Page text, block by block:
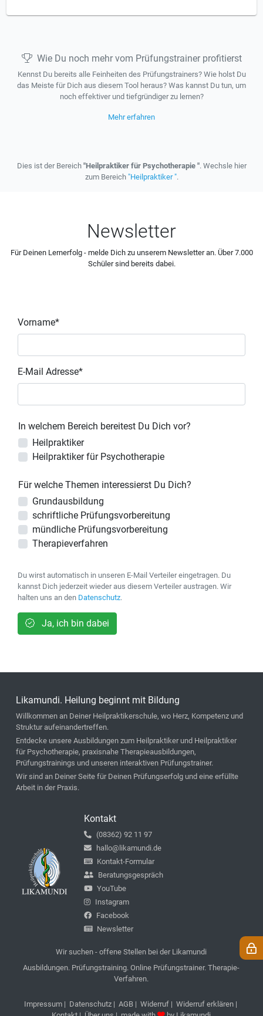
Wie Du noch mehr vom Prüfungstrainer profitierst
Kennst Du bereits alle Feinheiten des Prüfungstrainers? Wie holst Du
das Meiste für Dich aus diesem Tool heraus? Was kannst Du tun, um
noch effektiver und tiefgründiger zu lernen?
Mehr erfahren
Dies ist der Bereich "Heilpraktiker für Psychotherapie ". Wechsle hier
zum Bereich "Heilpraktiker ".
Newsletter
Für Deinen Lernerfolg - melde Dich zu unserem Newsletter an. Über 7.000
Schüler sind bereits dabei.
Vorname*
E-Mail Adresse*
In welchem Bereich bereitest Du Dich vor?
Heilpraktiker
Heilpraktiker für Psychotherapie
Für welche Themen interessierst Du Dich?
Grundausbildung
schriftliche Prüfungsvorbereitung
mündliche Prüfungsvorbereitung
Therapieverfahren
Du wirst automatisch in unseren E-Mail Verteiler eingetragen. Du
kannst Dich jederzeit wieder aus diesem Verteiler austragen. Wir
halten uns an den Datenschutz.
Ja, ich bin dabei
Likamundi. Heilung beginnt mit Bildung
Willkommen an Deiner Heilpraktikerschule, wo Herz, Kompetenz und
Struktur aufeinandertreffen.
Entdecke unsere Ausbildungen zum Heilpraktiker und Heilpraktiker
für Psychotherapie, praxisnahe Therapieausbildungen,
Prüfungstrainings und unseren interaktiven Prüfungstrainer.
Wir sind an Deiner Seite für Deinen Prüfungserfolg und eine erfüllte
Arbeit in der Praxis.
Kontakt
(08362) 92 11 97
hallo@likamundi.de
Kontakt-Formular
Beratungsgespräch
YouTube
Instagram
Facebook
Newsletter
Wir suchen - offene Stellen bei der Likamundi
Ausbildungen. Prüfungstraining. Online Prüfungstrainer. Therapie-
Verfahren.
Impressum| Datenschutz| AGB| Widerruf| Widerruf erklären|